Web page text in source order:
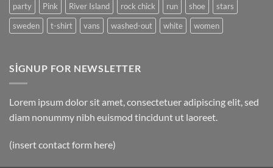
party
Pink River Island rock chick run shoe
stars
sweden
t-shirt vans washed-out white women
SIGNUP FOR NEWSLETTER
Lorem ipsum dolor sit amet, consectetuer adipiscing elit, sed
diam nonummy nibh euismod tincidunt ut laoreet.
(insert contact form here)